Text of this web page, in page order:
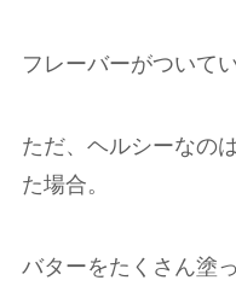
フレーバーがついて
ただ、ヘルシーなの
た場合。
バターをたくさん塗